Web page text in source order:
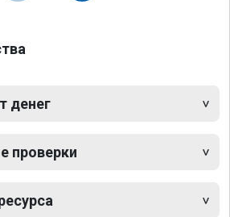
денег
проверки